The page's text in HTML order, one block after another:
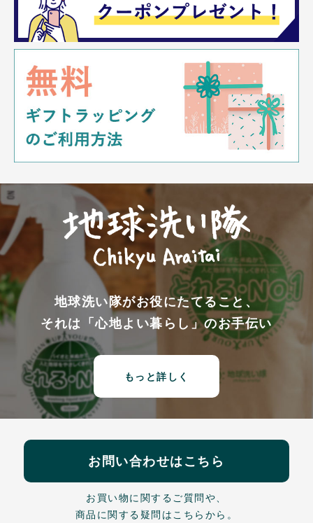
地球洗い隊がお役にたてること、
それは「心地よい暮らし」のお手伝い
もっと詳しく
お問い合わせはこちら
お買い物に関するご質問や、
商品に関する疑問はこちらから。